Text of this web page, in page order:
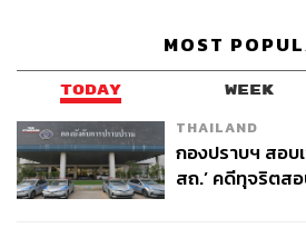
ใช้ความรุนแรงขึ้นตามมาได้ภายในค
Ffikretow / Shutterstock,Hazir
อ้างอิง:
https://www.bbc.com/news/
https://www.bbc.com/news/
https://apnews.com/article/
MOST
TODAY WEEK
THAILAND
กองปราบฯ สอบ
สถ.’ คดีทุจริตส